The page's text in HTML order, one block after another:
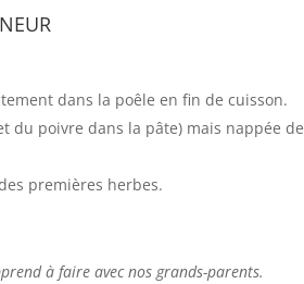
dans la poêle en fin de cuisson.
du poivre dans la pâte) mais nappée de
premières herbes.
à faire avec nos grands-parents.